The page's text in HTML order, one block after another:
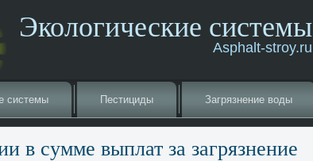
Экологические системы
Asphalt-stroy.ru
системы Пестициды Загрязнение вοды
в сумме выплат за загрязнение